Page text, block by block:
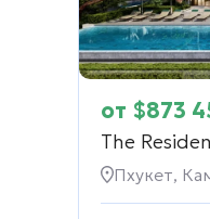
от $873
The
Пхукет,